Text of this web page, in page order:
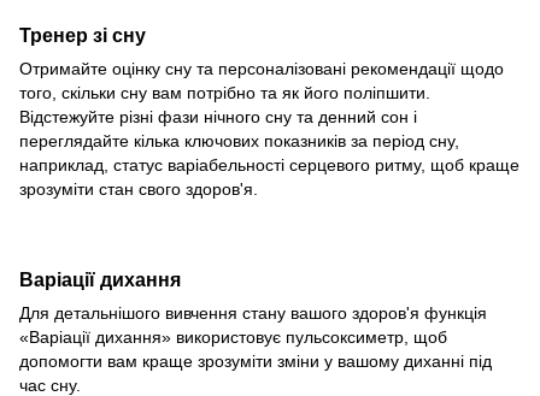
Тренер зі сну
Отримайте оцінку сну та персоналізовані рекомендації щодо
того, скільки сну вам потрібно та як його поліпшити.
Відстежуйте різні фази нічного сну та денний сон і
переглядайте кілька ключових показників за період сну,
наприклад, статус варіабельності серцевого ритму, щоб краще
зрозуміти стан свого здоров'я.
Варіації дихання
Для детальнішого вивчення стану вашого здоров'я функція
«Варіації дихання» використовує пульсоксиметр, щоб
допомогти вам краще зрозуміти зміни у вашому диханні під
час сну.